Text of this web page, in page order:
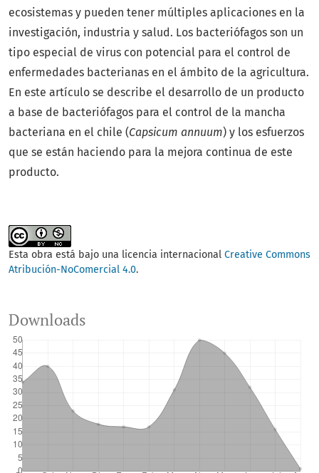
ecosistemas y pueden tener múltiples aplicaciones en la
investigación, industria y salud. Los bacteriófagos son un
tipo especial de virus con potencial para el control de
enfermedades bacterianas en el ámbito de la agricultura.
En este artículo se describe el desarrollo de un producto
a base de bacteriófagos para el control de la mancha
bacteriana en el chile (Capsicum annuum) y los esfuerzos
que se están haciendo para la mejora continua de este
producto.
Esta obra está bajo una licencia internacional Creative Commons
Atribución-NoComercial 4.0.
Downloads